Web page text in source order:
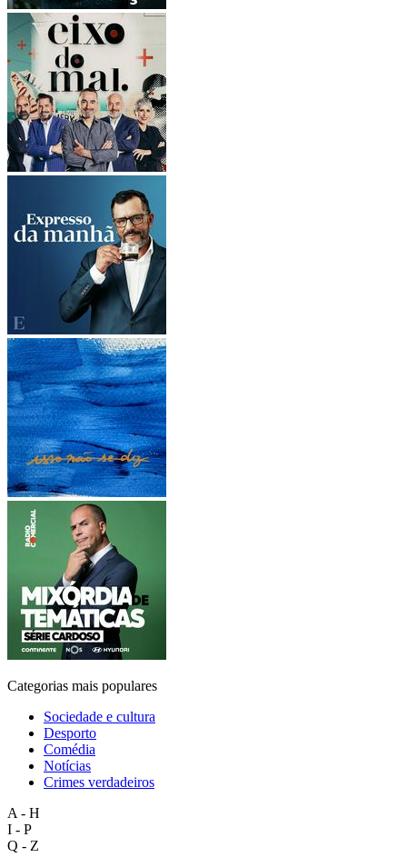
Categorias mais populares
Sociedade e cultura
Desporto
Comédia
Notícias
Crimes verdadeiros
A - H
I - P
Q - Z